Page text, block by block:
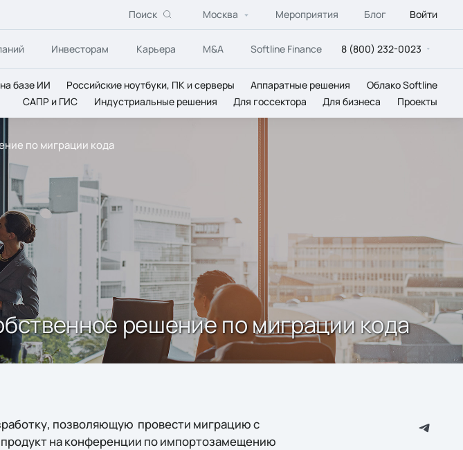
Поиск Москва Мероприятия Блог Войти
Инвесторам Карьера M&A Softline Finance 8 (800) 232-0023
базе ИИ Российские ноутбуки, ПК и серверы Аппаратные решения
Облако Softline
САПР и ГИС
Индустриальные решения Для госсектора Для бизнеса Проекты
по миграции кода
решение по миграции кода
позволяющую провести миграцию c
на конференции по импортозамещению